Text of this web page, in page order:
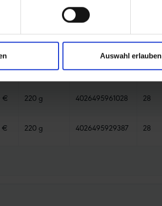
Auswahl erlauben
4026495947220
€ 220 g 4026495951807 28
€ 220 g 4026495961028 28
€ 220 g 4026495929387 28